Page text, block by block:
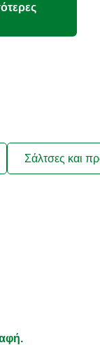
Σάλτσες και
να
τα
υπόλοιπα